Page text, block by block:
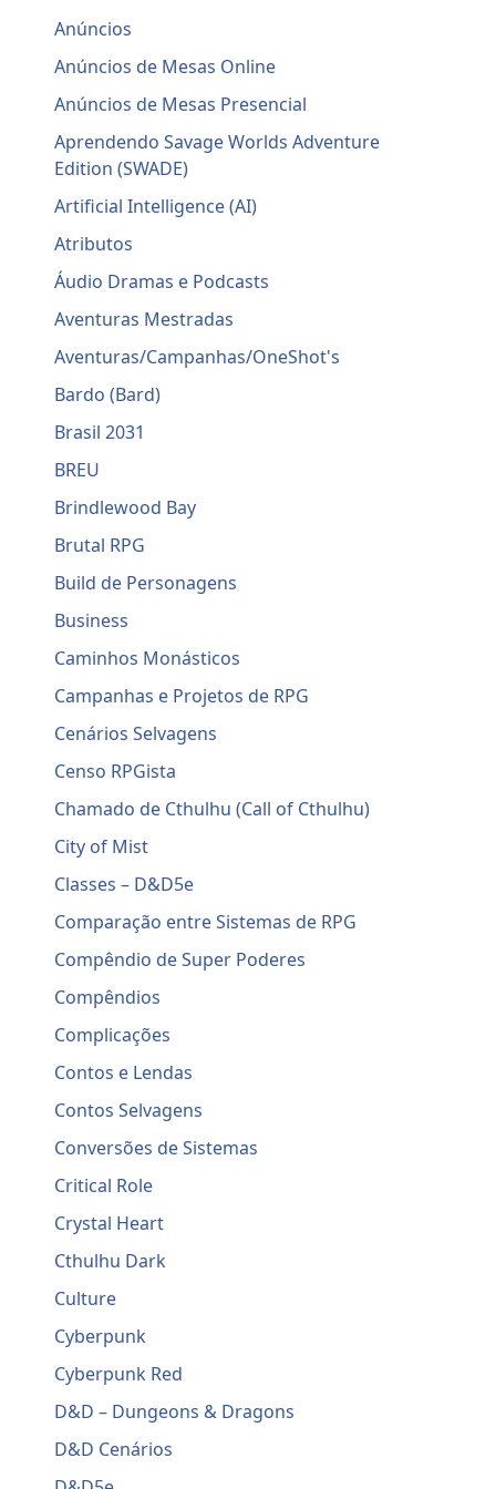
Anúncios
Anúncios de Mesas Online
Anúncios de Mesas Presencial
Aprendendo Savage Worlds Adventure
Edition (SWADE)
Artificial Intelligence (AI)
Atributos
Áudio Dramas e Podcasts
Aventuras Mestradas
Aventuras/Campanhas/OneShot's
Bardo (Bard)
Brasil 2031
BREU
Brindlewood Bay
Brutal RPG
Build de Personagens
Business
Caminhos Monásticos
Campanhas e Projetos de RPG
Cenários Selvagens
Censo RPGista
Chamado de Cthulhu (Call of Cthulhu)
City of Mist
Classes – D&D5e
Comparação entre Sistemas de RPG
Compêndio de Super Poderes
Compêndios
Complicações
Contos e Lendas
Contos Selvagens
Conversões de Sistemas
Critical Role
Crystal Heart
Cthulhu Dark
Culture
Cyberpunk
Cyberpunk Red
D&D – Dungeons & Dragons
D&D Cenários